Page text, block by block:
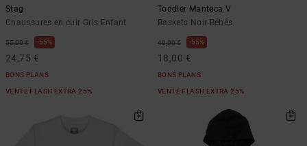
Stag
Chaussures en cuir Gris Enfant
55,00 € 55%
24,75 €
BONS PLANS
VENTE FLASH EXTRA 25%
Toddler Manteca V
Baskets Noir Bébés
40,00 € 55%
18,00 €
BONS PLANS
VENTE FLASH EXTRA 25%